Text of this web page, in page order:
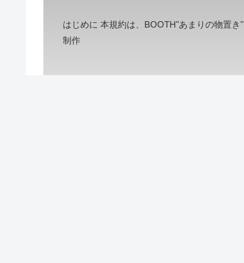
はじめに 本規約は、BOOTH"あまりの物置
制作